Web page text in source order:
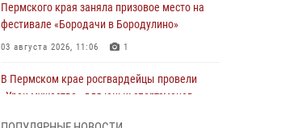
Пермского края заняла призовое место на
фестивале «Бородачи в Бородулино»
03 августа 2026, 11:06 1
В Пермском крае росгвардейцы провели
«Урок мужества» для юных спортсменов